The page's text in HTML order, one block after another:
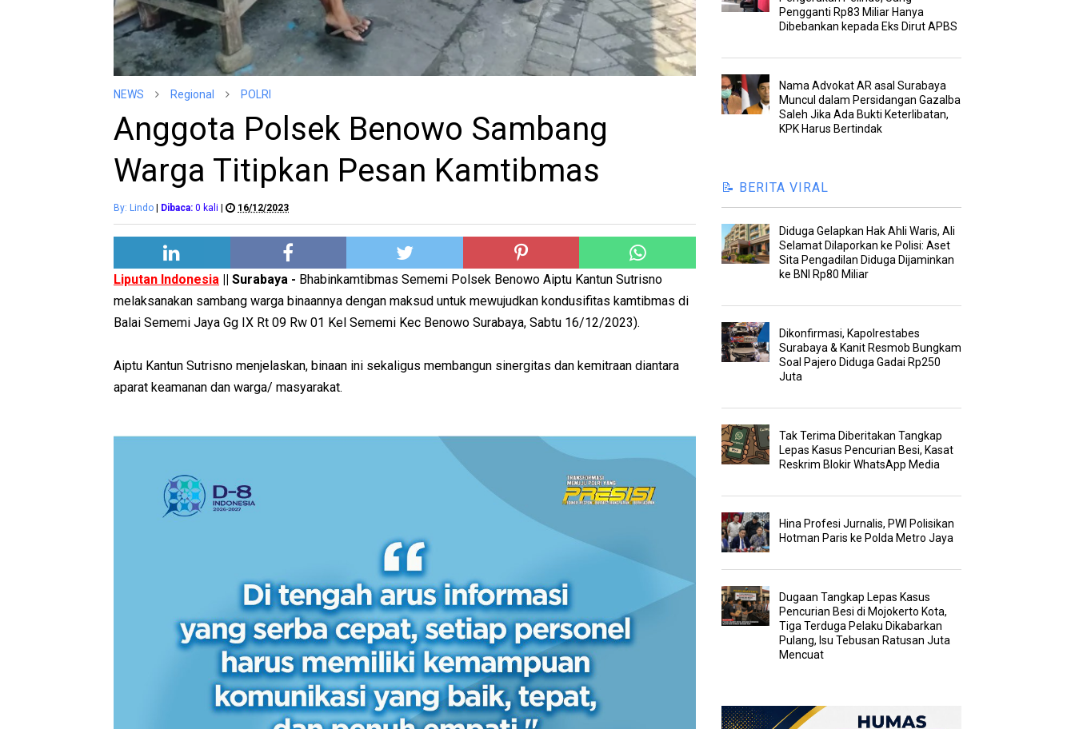
NEWS Regional POLRI
Anggota Polsek Benowo Sambang
Warga Titipkan Pesan Kamtibmas
By: Lindo Dibaca: 0 kali 16/12/2023
Liputan Indonesia || Surabaya - Bhabinkamtibmas Sememi Polsek Benowo Aiptu Kantun Sutrisno
melaksanakan sambang warga binaannya dengan maksud untuk mewujudkan kondusifitas kamtibmas di
Balai Sememi Jaya Gg IX Rt 09 Rw 01 Kel Sememi Kec Benowo Surabaya, Sabtu 16/12/2023).
Aiptu Kantun Sutrisno menjelaskan, binaan ini sekaligus membangun sinergitas dan kemitraan diantara
aparat keamanan dan warga/ masyarakat.
Pengganti Rp83 Miliar Hanya
Dibebankan kepada Eks Dirut APBS
Nama Advokat AR asal Surabaya
Muncul dalam Persidangan Gazalba
Saleh Jika Ada Bukti Keterlibatan,
KPK Harus Bertindak
📝 BERITA VIRAL
Diduga Gelapkan Hak Ahli Waris, Ali
Selamat Dilaporkan ke Polisi: Aset
Sita Pengadilan Diduga Dijaminkan
ke BNI Rp80 Miliar
Dikonfirmasi, Kapolrestabes
Surabaya & Kanit Resmob Bungkam
Soal Pajero Diduga Gadai Rp250
Juta
Tak Terima Diberitakan Tangkap
Lepas Kasus Pencurian Besi, Kasat
Reskrim Blokir WhatsApp Media
Hina Profesi Jurnalis, PWI Polisikan
Hotman Paris ke Polda Metro Jaya
Dugaan Tangkap Lepas Kasus
Pencurian Besi di Mojokerto Kota,
Tiga Terduga Pelaku Dikabarkan
Pulang, Isu Tebusan Ratusan Juta
Mencuat